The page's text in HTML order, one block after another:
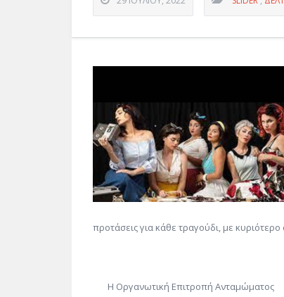
προτάσεις για κάθε τραγούδι, με
Η Οργανωτική Επιτροπή Ανταμώματος